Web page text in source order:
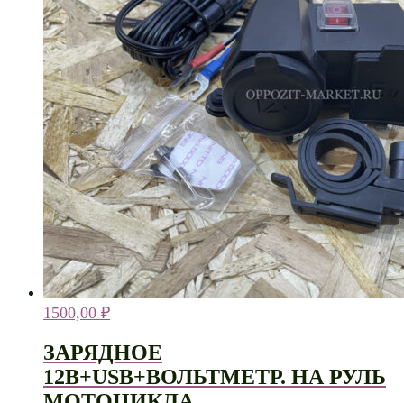
1500,00 ₽
ЗАРЯДНОЕ
12В+USB+ВОЛЬТМЕТР. НА РУЛЬ